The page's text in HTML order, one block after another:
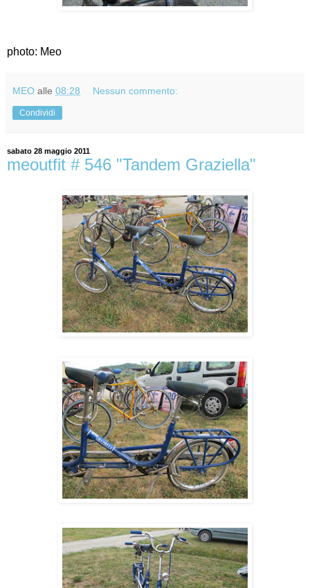
photo: Meo
MEO alle 08:28 Nessun commento:
Condividi
sabato 28 maggio 2011
meoutfit # 546 "Tandem Graziella"